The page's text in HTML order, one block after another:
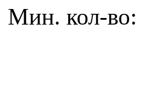
Мин. кол-во: